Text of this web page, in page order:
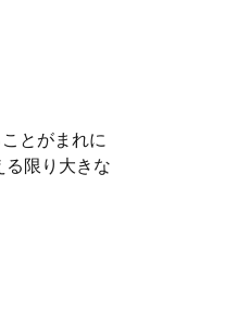
とがまれに
限り大きな